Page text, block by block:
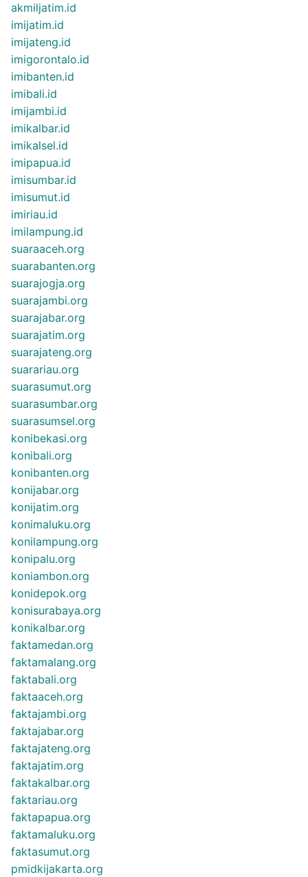
akmiljatim.id
imijatim.id
imijateng.id
imigorontalo.id
imibanten.id
imibali.id
imijambi.id
imikalbar.id
imikalsel.id
imipapua.id
imisumbar.id
imisumut.id
imiriau.id
imilampung.id
suaraaceh.org
suarabanten.org
suarajogja.org
suarajambi.org
suarajabar.org
suarajatim.org
suarajateng.org
suarariau.org
suarasumut.org
suarasumbar.org
suarasumsel.org
konibekasi.org
konibali.org
konibanten.org
konijabar.org
konijatim.org
konimaluku.org
konilampung.org
konipalu.org
koniambon.org
konidepok.org
konisurabaya.org
konikalbar.org
faktamedan.org
faktamalang.org
faktabali.org
faktaaceh.org
faktajambi.org
faktajabar.org
faktajateng.org
faktajatim.org
faktakalbar.org
faktariau.org
faktapapua.org
faktamaluku.org
faktasumut.org
pmidkijakarta.org